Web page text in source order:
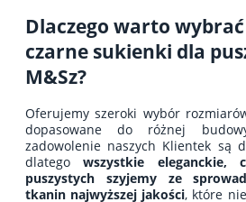
Dlaczego warto
czarne sukienki dla
M&Sz?
Oferujemy szeroki wybór
dopasowane do różnej
zadowolenie naszych Klientek są
dlategowszystkie eleganckie,
puszystych szyjemy ze
tkanin najwyższej jakości, które